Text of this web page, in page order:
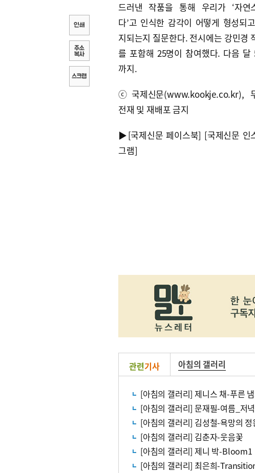
드러낸 작품을 통해 우리가 ‘자연
다’고 인식한 감각이 어떻게 형성되
지되는지 질문한다. 전시에는 강민경
를 포함해 25명이 참여했다. 다음 달
까지.
ⓒ국제신문(www.kookje.co.kr),
전재 및 재배포 금지
▶[국제신문 페이스북] [국제신문 인
그램]
관련기사 아침의 갤러리
[아침의 갤러리] 제니스 채-푸른
[아침의 갤러리] 문재필-여름_저
[아침의 갤러리] 김성철-욕망의 정
[아침의 갤러리] 김춘자-웃음꽃
[아침의 갤러리] 제니 박-Bloom1
[아침의 갤러리] 최은희-